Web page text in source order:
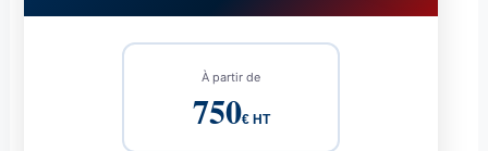
À partir de
750€ HT